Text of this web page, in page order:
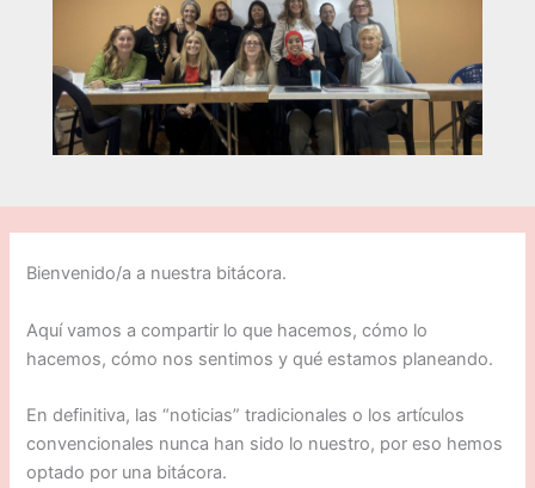
Bienvenido/a a nuestra bitácora.
Aquí vamos a compartir lo que hacemos, cómo lo
hacemos, cómo nos sentimos y qué estamos planeando.
En definitiva, las “noticias” tradicionales o los artículos
convencionales nunca han sido lo nuestro, por eso hemos
optado por una bitácora.